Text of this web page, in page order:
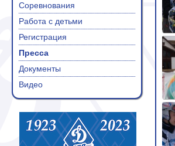
Соревнования
Работа с детьми
Регистрация
Пресса
Документы
Видео